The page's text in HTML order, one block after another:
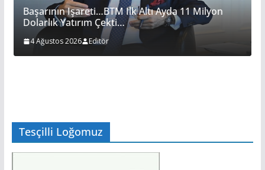
Başarının Işareti…BTM Ilk Altı Ayda 11 Milyon
Dolarlık Yatırım Çekti…
4 Ağustos 2026 Editör
Tesçilli Loğomuz